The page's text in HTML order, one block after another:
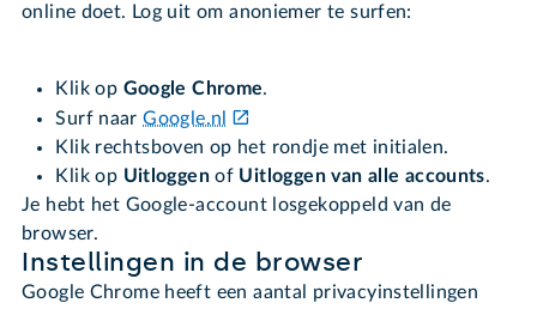
online doet. Log uit om anoniemer te surfen:
Klik op Google Chrome.
Surf naarGoogle.nl
Klik rechtsboven op het rondje met initialen.
Klik op Uitloggenof Uitloggen van alle accounts.
Je hebt het Google-account losgekoppeld van de
browser.
Instellingen in de browser
Google Chrome heeft een aantal privacyinstellingen